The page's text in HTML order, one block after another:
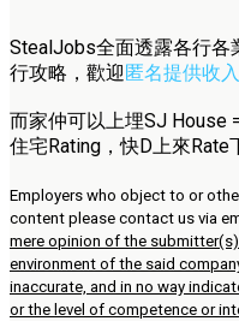
StealJobs全面透露各行各
行攻略，歡迎匿名提供收
而家仲可以上埋SJ House
住宅Rating，快D上來Rate
Employers who object to or
content please contact us via
mere opinion of the
environment of the said
inaccurate, and in no way
or the level of competence or